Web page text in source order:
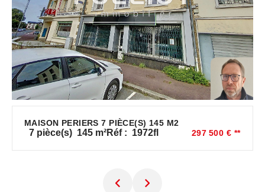
MAISON PERIERS 7 PIÈCE(S) 145 M2
7 pièce(s) 145 m²Réf : 1972fl 297 500 € **